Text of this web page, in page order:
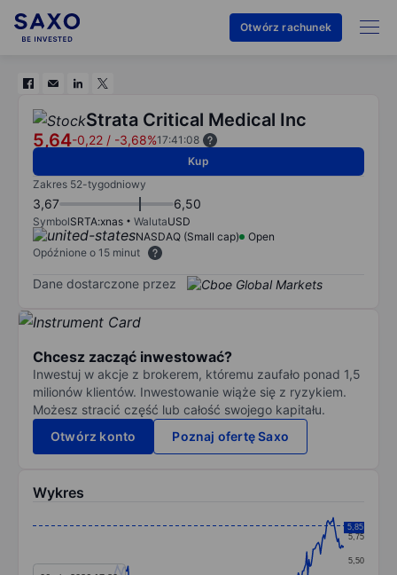
Otwórz rachunek
Strata Critical Medical Inc
5,64-0,22 / -3,68%17:41:08
Kup
Zakres 52-tygodniowy
3,67 6,50
SymbolSRTA:xnas WalutaUSD
NASDAQ (Small cap)
Open
Opóźnione o 15 minut
Dane dostarczone przez
Chcesz zacząć inwestować?
Inwestuj w akcje z brokerem, któremu zaufało ponad 1,5
milionów klientów. Inwestowanie wiąże się z ryzykiem.
Możesz stracić część lub całość swojego kapitału.
Otwórz konto
Poznaj ofertę Saxo
Wykres
5,50
5,75
5,85